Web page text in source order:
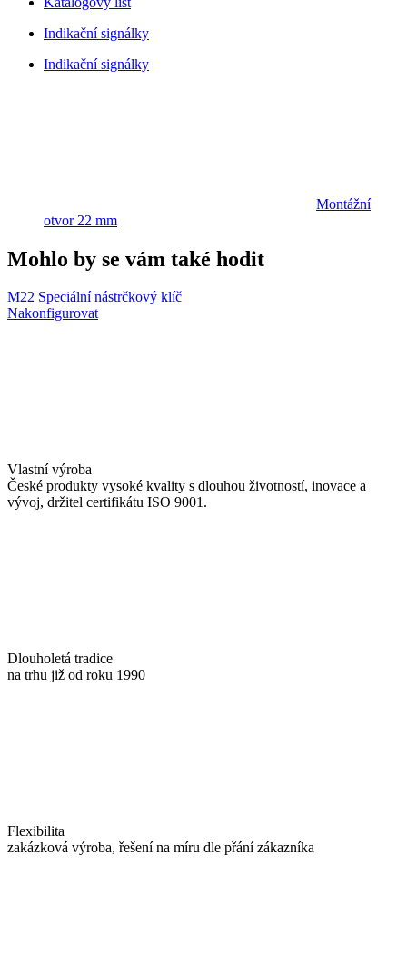
Indikační signálky
Indikační signálky
Montážní
otvor 22 mm
Mohlo by se vám také hodit
M22 Speciální nástrčkový klíč
Nakonfigurovat
Vlastní výroba
České produkty vysoké kvality s dlouhou životností, inovace a
vývoj, držitel certifikátu ISO 9001.
Dlouholetá tradice
na trhu již od roku 1990
Flexibilita
zakázková výroba, řešení na míru dle přání zákazníka